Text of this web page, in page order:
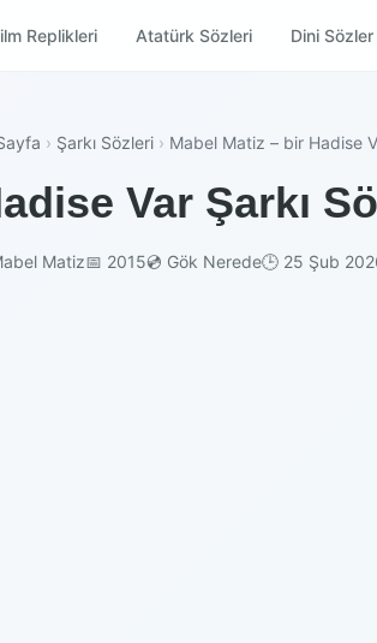
Replikleri Atatürk Sözleri Dini Sözler
› Şarkı Sözleri › Mabel Matiz – bir Hadise
Var Şarkı
Matiz📅 2015💿 Gök Nerede🕒 25 Şub